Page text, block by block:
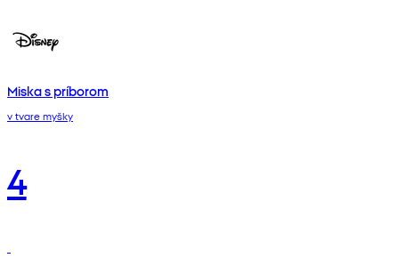
Miska s príborom
v tvare myšky
4